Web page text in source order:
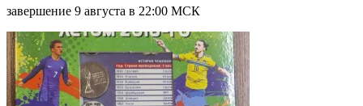
завершение 9 августа в 22:00 МСК